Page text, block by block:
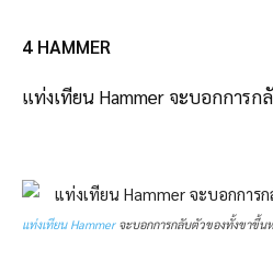
4 HAMMER
แท่งเทียน Hammer จะบอกการ
แท่งเทียน Hammerจะบอกการกลับตัวของทั้งขาขึ้น